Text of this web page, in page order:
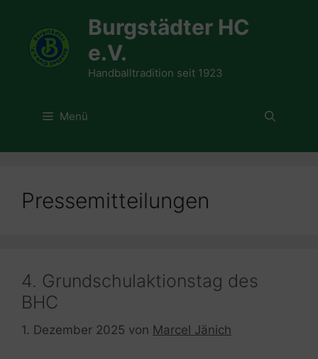
springen
Burgstädter HC
e.V.
Handballtradition seit 1923
Menü
Pressemitteilungen
4. Grundschulaktionstag des
BHC
1. Dezember 2025 von Marcel Jänich